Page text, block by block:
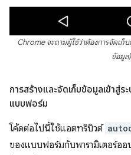
Chrome จะถามผู้ใช้ว่าต้องการจัดเก็
ข้อมูล
การสร้างและจัดเก็บข้อมูลเข้าสู่
แบบฟอร์ม
โค้ดต่อไปนี้ใช้แอตทริบิวต์
ของแบบฟอร์มกับพารามิเตอร์ออ